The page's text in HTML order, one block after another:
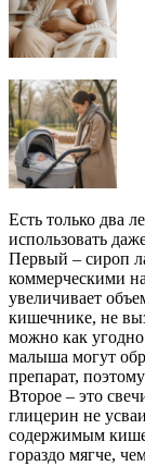
Есть только два
использовать
Первый – сироп
коммерческими
увеличивает
кишечнике, не
можно как
малыша могут
препарат,
Второе – это
глицерин не
содержимым
гораздо мягче,